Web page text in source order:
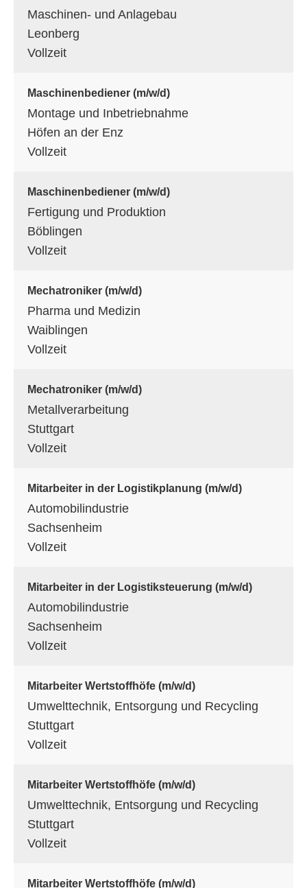
Mitarbeiter Wertstoffhöfe (m/w/d)
Umwelttechnik, Entsorgung und Recycling
Stuttgart
Vollzeit
Mitarbeiter Wertstoffhöfe (m/w/d)
Umwelttechnik, Entsorgung und Recycling
Stuttgart
Vollzeit
Mitarbeiter Wertstoffhöfe (m/w/d)
Mitarbeiter in der Logistiksteuerung (m/w/d)
Automobilindustrie
Sachsenheim
Vollzeit
Mitarbeiter in der Logistikplanung (m/w/d)
Automobilindustrie
Sachsenheim
Vollzeit
Mechatroniker (m/w/d)
Pharma und Medizin
Waiblingen
Vollzeit
Mechatroniker (m/w/d)
Metallverarbeitung
Stuttgart
Vollzeit
Maschinen- und Anlagebau
Leonberg
Vollzeit
Maschinenbediener (m/w/d)
Montage und Inbetriebnahme
Höfen an der Enz
Vollzeit
Maschinenbediener (m/w/d)
Fertigung und Produktion
Böblingen
Vollzeit